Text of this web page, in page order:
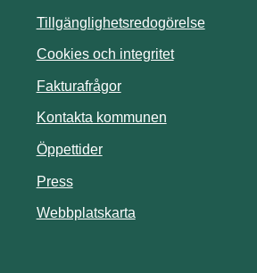
Tillgänglighetsredogörelse
Cookies och integritet
Fakturafrågor
Kontakta kommunen
Öppettider
Press
Webbplatskarta